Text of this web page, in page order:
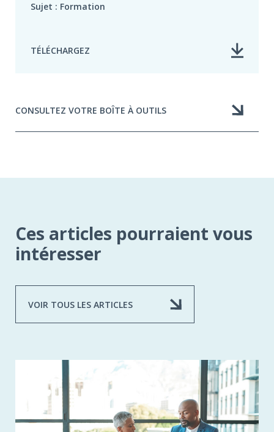
Sujet : Formation
TÉLÉCHARGEZ
CONSULTEZ VOTRE BOÎTE À OUTILS
Ces articles pourraient vous
intéresser
VOIR TOUS LES ARTICLES